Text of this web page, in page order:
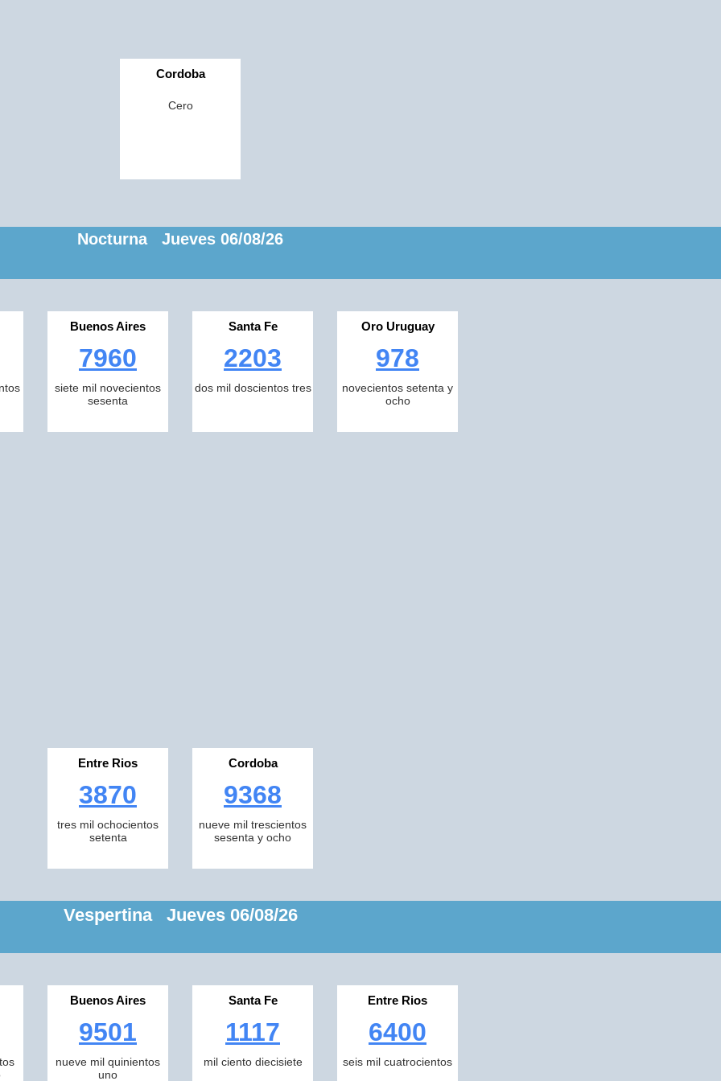
Cordoba
Cero
Nocturna Jueves 06/08/26
Buenos Aires
7960
siete mil novecientos
sesenta
Santa Fe
2203
dos mil doscientos tres
Oro Uruguay
978
novecientos setenta y
ocho
Entre Rios
3870
tres mil ochocientos
setenta
Cordoba
9368
nueve mil trescientos
sesenta y ocho
Vespertina Jueves 06/08/26
Buenos Aires
9501
nueve mil quinientos
uno
Santa Fe
1117
mil ciento diecisiete
Entre Rios
6400
seis mil cuatrocientos